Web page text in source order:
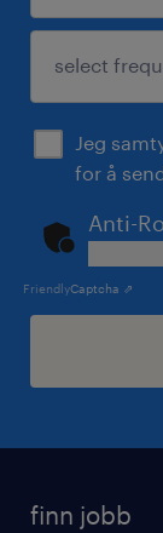
Jeg
for å
Anti-
FriendlyCaptcha ⇗
finn jobb